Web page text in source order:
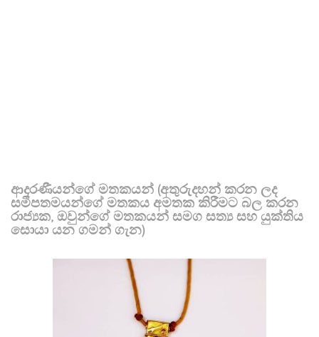
ආදරණීයන්ගේ මතකයන් (අතුරුදහන් කරන ලද
සමීපතමයන්ගේ මතකය අමතක කිරීමට බල කරන
රාජ්‍යක, ඔවුන්ගේ මතකයන් සමග සත්‍ය සහ යුක්තිය
සොයා යන ගමන් ගැන)